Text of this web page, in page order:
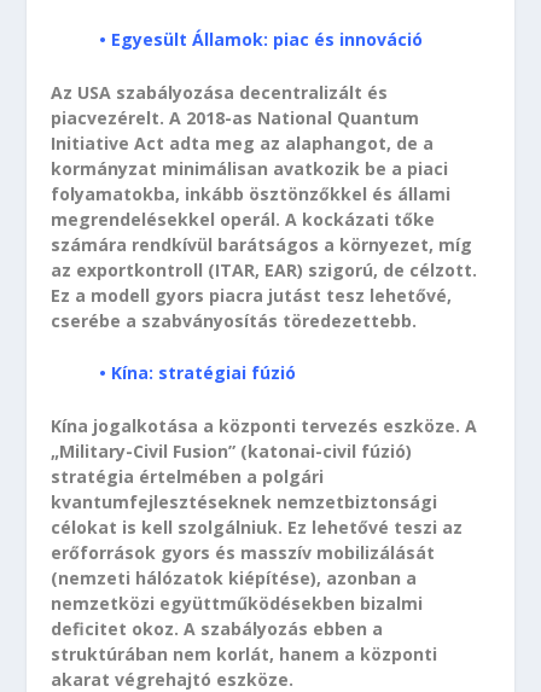
• Egyesült Államok: piac és innováció
Az USA szabályozása decentralizált és
piacvezérelt. A 2018-as National Quantum
Initiative Act adta meg az alaphangot, de a
kormányzat minimálisan avatkozik be a piaci
folyamatokba, inkább ösztönzőkkel és állami
megrendelésekkel operál. A kockázati tőke
számára rendkívül barátságos a környezet, míg
az exportkontroll (ITAR, EAR) szigorú, de célzott.
Ez a modell gyors piacra jutást tesz lehetővé,
cserébe a szabványosítás töredezettebb.
• Kína: stratégiai fúzió
Kína jogalkotása a központi tervezés eszköze. A
„Military-Civil Fusion” (katonai-civil fúzió)
stratégia értelmében a polgári
kvantumfejlesztéseknek nemzetbiztonsági
célokat is kell szolgálniuk. Ez lehetővé teszi az
erőforrások gyors és masszív mobilizálását
(nemzeti hálózatok kiépítése), azonban a
nemzetközi együttműködésekben bizalmi
deficitet okoz. A szabályozás ebben a
struktúrában nem korlát, hanem a központi
akarat végrehajtó eszköze.